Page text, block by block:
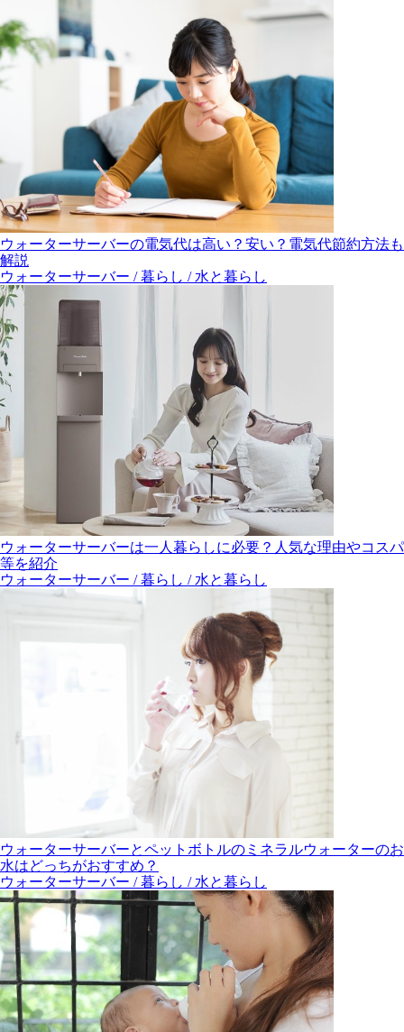
ウォーターサーバーの電気代は高い？安い？電気代節約方法も
解説
ウォーターサーバー / 暮らし / 水と暮らし
ウォーターサーバーは一人暮らしに必要？人気な理由やコスパ
等を紹介
ウォーターサーバー / 暮らし / 水と暮らし
ウォーターサーバーとペットボトルのミネラルウォーターのお
水はどっちがおすすめ？
ウォーターサーバー / 暮らし / 水と暮らし